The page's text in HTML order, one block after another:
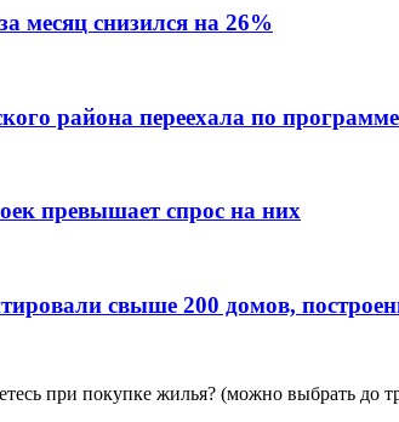
месяц снизился на 26%
района переехала по
превышает спрос на них
свыше 200 домов,
при покупке жилья? (можно выбрать до